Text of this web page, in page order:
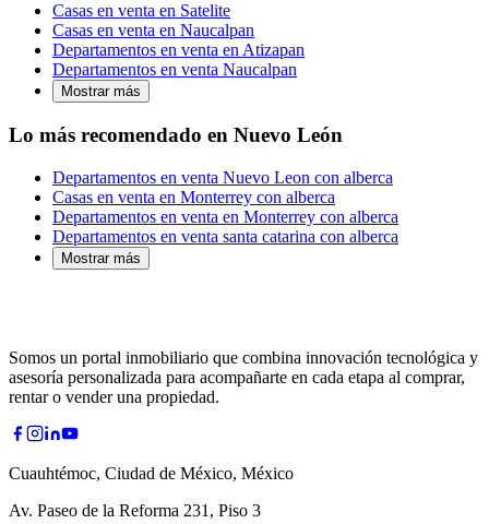
Casas en venta en Satelite
Casas en venta en Naucalpan
Departamentos en venta en Atizapan
Departamentos en venta Naucalpan
Mostrar más
Lo más recomendado en Nuevo León
Departamentos en venta Nuevo Leon con alberca
Casas en venta en Monterrey con alberca
Departamentos en venta en Monterrey con alberca
Departamentos en venta santa catarina con alberca
Mostrar más
Somos un portal inmobiliario que combina innovación tecnológica y
asesoría personalizada para acompañarte en cada etapa al comprar,
rentar o vender una propiedad.
Cuauhtémoc, Ciudad de México, México
Av. Paseo de la Reforma 231, Piso 3